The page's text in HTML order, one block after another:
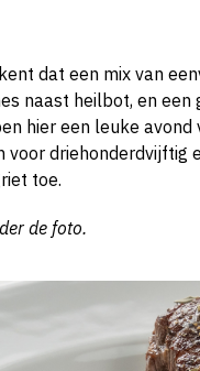
dat een mix van
naast heilbot, en
hier een leuke
voor driehonderdvijftig
toe.
de foto.